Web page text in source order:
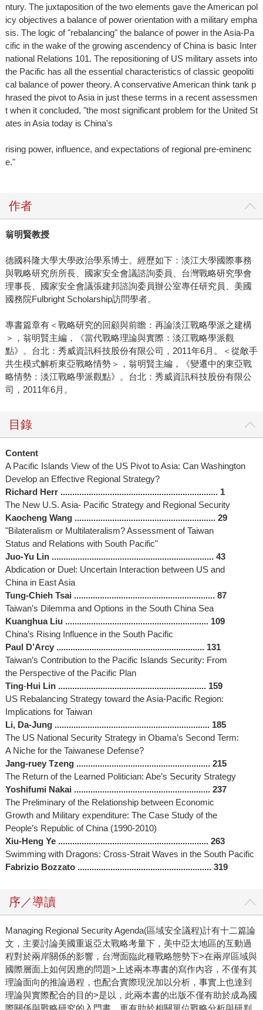
ntury. The juxtaposition of the two elements gave the American pol
icy objectives a balance of power orientation with a military empha
sis. The logic of "rebalancing" the balance of power in the Asia-Pa
cific in the wake of the growing ascendency of China is basic Inter
national Relations 101. The repositioning of US military assets into
the Pacific has all the essential characteristics of classic geopoliti
cal balance of power theory. A conservative American think tank p
hrased the pivot to Asia in just these terms in a recent assessmen
t when it concluded, "the most significant problem for the United St
ates in Asia today is China's
rising power, influence, and expectations of regional pre-eminenc
e."
作者
翁明賢教授
德國科隆大學大學政治學系博士。經歷如下：淡江大學國際事務
與戰略研究所所長、國家安全會議諮詢委員、台灣戰略研究學會
理事長、國家安全會議張建邦諮詢委員辦公室專任研究員、美國
國務院Fulbright Scholarship訪問學者。
專書篇章有＜戰略研究的回顧與前瞻：再論淡江戰略學派之建構
＞，翁明賢主編，《當代戰略理論與實際：淡江戰略學派觀
點》。台北：秀威資訊科技股份有限公司，2011年6月。＜從敵手
共生模式解析東亞戰略情勢＞，翁明賢主編，《變遷中的東亞戰
略情勢：淡江戰略學派觀點》。台北：秀威資訊科技股份有限公
司，2011年6月。
目錄
Content
A Pacific Islands View of the US Pivot to Asia: Can Washington
Develop an Effective Regional Strategy?
Richard Herr ................................................................... 1
The New U.S. Asia- Pacific Strategy and Regional Security
Kaocheng Wang ............................................................ 29
"Bilateralism or Multilateralism? Assessment of Taiwan
Status and Relations with South Pacific"
Juo-Yu Lin ..................................................................... 43
Abdication or Duel: Uncertain Interaction between US and
China in East Asia
Tung-Chieh Tsai ............................................................ 87
Taiwan’s Dilemma and Options in the South China Sea
Kuanghua Liu ............................................................. 109
China’s Rising Influence in the South Pacific
Paul D’Arcy ............................................................... 131
Taiwan’s Contribution to the Pacific Islands Security: From
the Perspective of the Pacific Plan
Ting‐Hui Lin ............................................................... 159
US Rebalancing Strategy toward the Asia-Pacific Region:
Implications for Taiwan
Li, Da-Jung .................................................................. 185
The US National Security Strategy in Obama’s Second Term:
A Niche for the Taiwanese Defense?
Jang-ruey Tzeng ......................................................... 215
The Return of the Learned Politician: Abe’s Security Strategy
Yoshifumi Nakai .......................................................... 237
The Preliminary of the Relationship between Economic
Growth and Military expenditure: The Case Study of the
People’s Republic of China (1990-2010)
Xiu-Heng Ye ................................................................ 263
Swimming with Dragons: Cross-Strait Waves in the South Pacific
Fabrizio Bozzato ......................................................... 319
序／導讀
Managing Regional Security Agenda(區域安全議程)計有十二篇論
文，主要討論美國重返亞太戰略考量下，美中亞太地區的互動過
程對於兩岸關係的影響，台灣面臨此種戰略態勢下>在兩岸區域與
國際層面上如何因應的問題>上述兩本專書的寫作內容，不僅有其
理論面向的推論過程，也配合實際現況加以分析，事實上也達到
理論與實際配合的目的>是以，此兩本書的出版不僅有助於成為國
際關係與戰略研究的入門書，更有助於相關單位戰略分析與研判